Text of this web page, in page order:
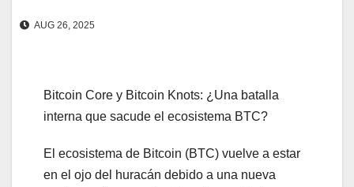
AUG 26, 2025
Bitcoin Core y Bitcoin Knots: ¿Una batalla
interna que sacude el ecosistema BTC?
El ecosistema de Bitcoin (BTC) vuelve a estar
en el ojo del huracán debido a una nueva